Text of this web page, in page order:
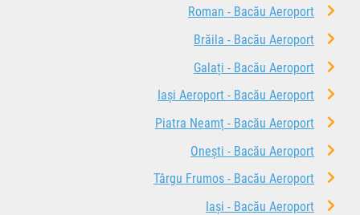
Roman - Bacău Aeroport
Brăila - Bacău Aeroport
Galați - Bacău Aeroport
Iași Aeroport - Bacău Aeroport
Piatra Neamț - Bacău Aeroport
Onești - Bacău Aeroport
Târgu Frumos - Bacău Aeroport
Iași - Bacău Aeroport